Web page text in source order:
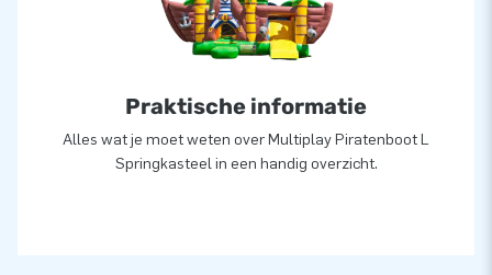
ook wel creators of greatness.
Praktische informatie
Alles wat je moet weten over Multiplay Piratenboot L
Springkasteel in een handig overzicht.